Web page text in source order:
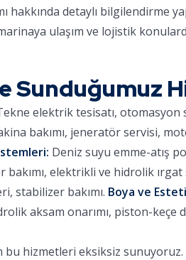
detaylı bilgilendirme
ulaşım ve lojistik
Sunduğumuz
elektrik tesisatı,
bakımı, jeneratör servisi,
Deniz suyu emme-atış
elektrikli ve hidrolik ırgat
stabilizer bakımı. Boya ve
aksam onarımı, piston-keçe
hizmetleri eksiksiz